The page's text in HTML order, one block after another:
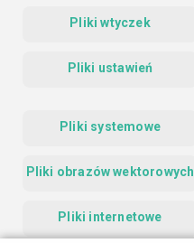
Pliki wtyczek
Pliki ustawień
Pliki systemowe
Pliki obrazów wektorowych
Pliki internetowe